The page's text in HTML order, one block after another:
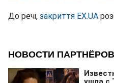
До речі, закриття EX.UA